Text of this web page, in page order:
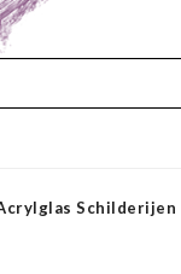
Schilderijen